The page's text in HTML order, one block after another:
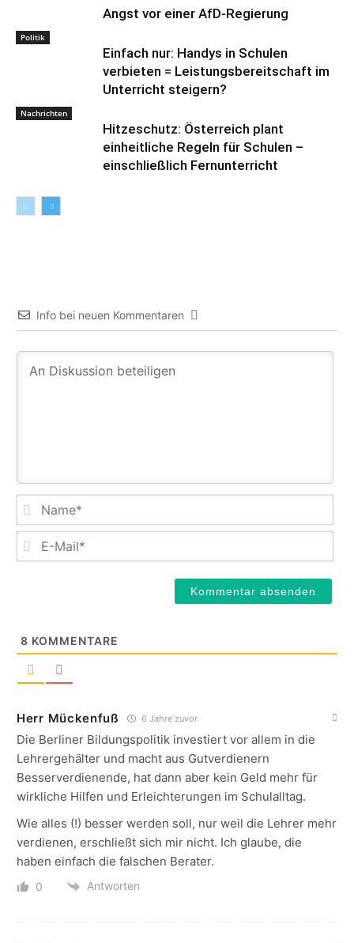
Angst vor einer AfD-Regierung
Politik
Einfach nur: Handys in Schulen
verbieten = Leistungsbereitschaft im
Unterricht steigern?
Nachrichten
Hitzeschutz: Österreich plant
einheitliche Regeln für Schulen –
einschließlich Fernunterricht
Info bei neuen Kommentaren
E-
8 KOMMENTARE
Herr Mückenfuß 6 Jahre zuvor
Die Berliner Bildungspolitik investiert vor allem in die
Lehrergehälter und macht aus Gutverdienern
Besserverdienende, hat dann aber kein Geld mehr für
wirkliche Hilfen und Erleichterungen im Schulalltag.
Wie alles (!) besser werden soll, nur weil die Lehrer mehr
verdienen, erschließt sich mir nicht. Ich glaube, die
haben einfach die falschen Berater.
0 Antworten